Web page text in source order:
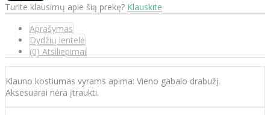
Turite klausimų apie šią prekę? Klauskite
Aprašymas
Dydžių lentelė
(0) Atsiliepimai
Klauno kostiumas vyrams apima: Vieno gabalo drabužį.
Aksesuarai nėra įtraukti.